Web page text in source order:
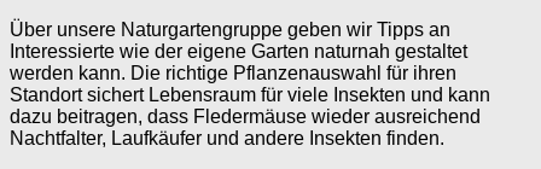
Über unsere Naturgartengruppe geben wir Tipps an
Interessierte wie der eigene Garten naturnah gestaltet
werden kann. Die richtige Pflanzenauswahl für ihren
Standort sichert Lebensraum für viele Insekten und kann
dazu beitragen, dass Fledermäuse wieder ausreichend
Nachtfalter, Laufkäufer und andere Insekten finden.